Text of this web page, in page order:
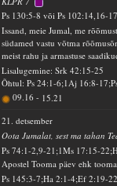
Ps 130:5-8 või Ps 102:14,16-
Issand, meie Jumal, me
südamed vastu võtma
meist rahu ja armastuse
Lisalugemine: Srk 42:15-25
Õhtul: Ps 24:1-6;1Aj 16:8-
09.16- 15.21
21. detsember
Oota Jumalat, sest ma tahan
Ps 74:1-2,9-21;1Ms 17:15-
Apostel Tooma päev ehk
Ps 145:3-7;Ha 2:1-4;Ef 2:19-